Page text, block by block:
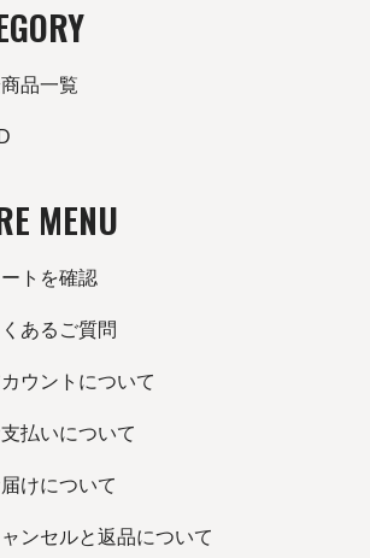
品一覧
MENU
トを確認
あるご質問
ウントについて
払いについて
けについて
ンセルと返品について